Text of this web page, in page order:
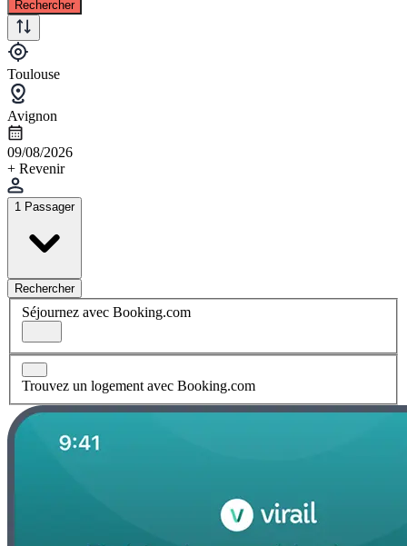
Rechercher
Toulouse
Avignon
09/08/2026
+ Revenir
1 Passager
Rechercher
Séjournez avec Booking.com
Trouvez un logement avec Booking.com